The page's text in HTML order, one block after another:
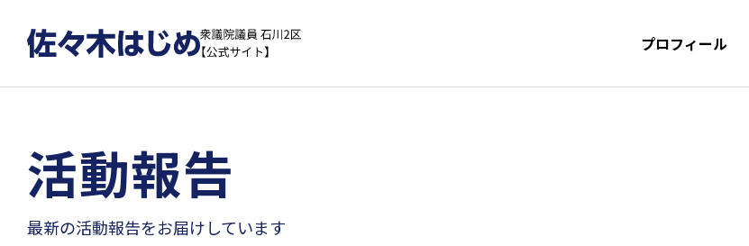
プロフィール
活動報告
最新の活動報告をお届けしています